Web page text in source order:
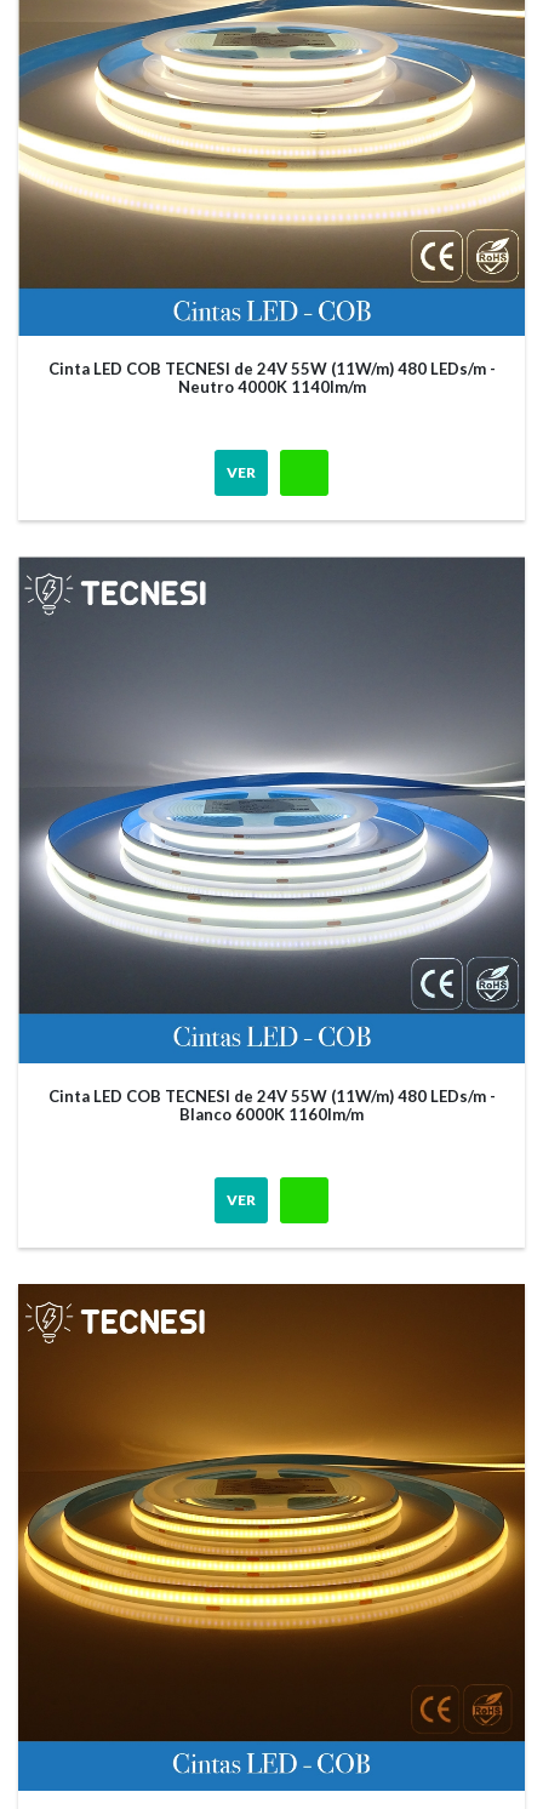
Cinta LED COB TECNESI de 24V 55W (11W/m) 480 LEDs/m -
Neutro 4000K 1140lm/m
VER
Cinta LED COB TECNESI de 24V 55W (11W/m) 480 LEDs/m -
Blanco 6000K 1160lm/m
VER